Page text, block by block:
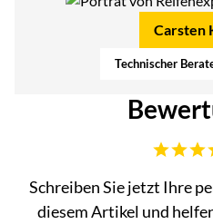
Carsten
Technischer
Schreiben Sie jetzt Ihre
diesem Artikel und